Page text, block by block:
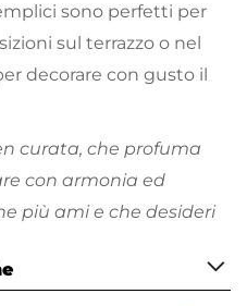
sono perfetti per
sul terrazzo o nel
decorare con gusto il
curata, che profuma
con armonia ed
più ami e che desideri
disponibili e divertiti